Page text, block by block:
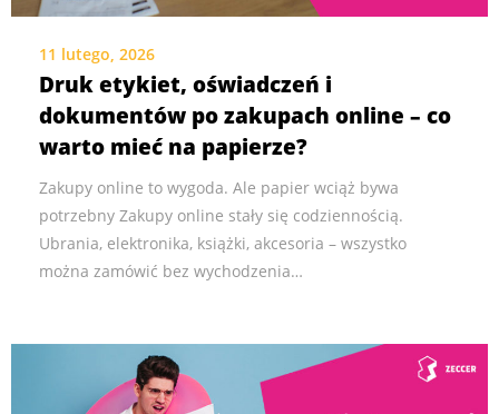
11 lutego, 2026
Druk etykiet, oświadczeń i
dokumentów po zakupach online – co
warto mieć na papierze?
Zakupy online to wygoda. Ale papier wciąż bywa
potrzebny Zakupy online stały się codziennością.
Ubrania, elektronika, książki, akcesoria – wszystko
można zamówić bez wychodzenia…